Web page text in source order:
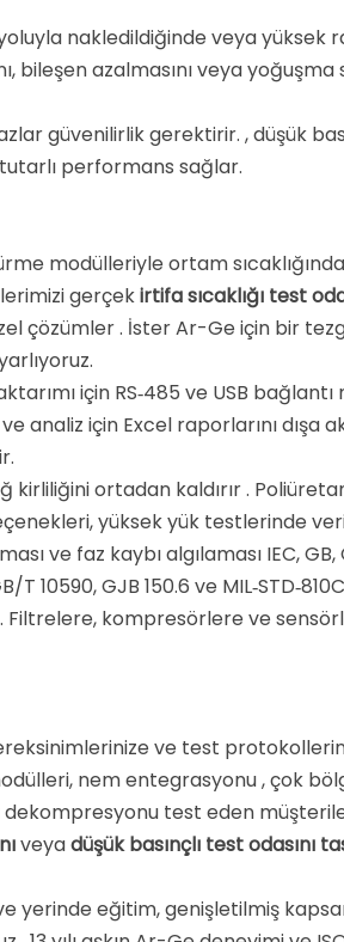
nakledildiğinde veya yüksek
bileşen azalmasını veya yoğuşma
güvenilirlik gerektirir. , düşük
performans sağlar.
modülleriyle ortam
gerçekirtifa sıcaklığı test
çözümler. İster Ar-Ge için bir
için RS‑485 ve USB
analiz için Excel raporlarını dışa
kirliliğini ortadan kaldırır.
yüksek yük testlerinde
ve faz kaybı algılaması IEC, GB,
10590, GJB 150.6 ve
. Filtrelere, kompresörlere ve
ve test
nem entegrasyonu, çok
dekompresyonu test eden
veyadüşük basınçlı test odasını
yerinde eğitim, genişletilmiş